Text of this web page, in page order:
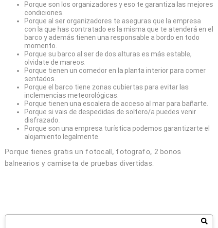
Porque son los organizadores y eso te garantiza las mejores
condiciones.
Porque al ser organizadores te aseguras que la empresa
con la que has contratado es la misma que te atenderá en el
barco y además tienen una responsable a bordo en todo
momento.
Porque su barco al ser de dos alturas es más estable,
olvidate de mareos.
Porque tienen un comedor en la planta interior para comer
sentados.
Porque el barco tiene zonas cubiertas para evitar las
inclemencias meteorológicas.
Porque tienen una escalera de acceso al mar para bañarte.
Porque si vais de despedidas de soltero/a puedes venir
disfrazado.
Porque son una empresa turística podemos garantizarte el
alojamiento legalmente.
Porque tienes gratis un fotocall, fotografo, 2 bonos
balnearios y camiseta de pruebas divertidas.